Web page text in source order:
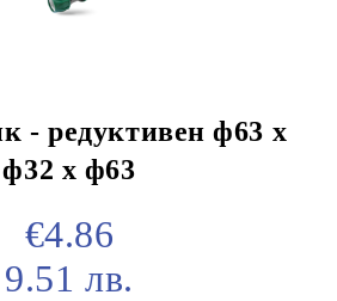
- редуктивен ф63 х
ф32 х ф63
€4.86
9.51 лв.